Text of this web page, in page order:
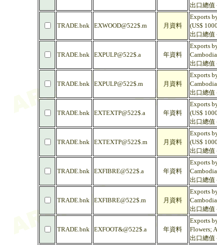
出口總值
TRADE.bnk EXWOOD@522$.m 月資料
Exports
(US$
出口總值
TRADE.bnk EXPULP@522$.a 年資料
Exports
出口總值
TRADE.bnk EXPULP@522$.m 月資料
Exports
出口總值
TRADE.bnk EXTEXTP@522$.a 年資料
Exports
(US$
出口總值
TRADE.bnk EXTEXTP@522$.m 月資料
Exports
(US$
出口總值
TRADE.bnk EXFIBRE@522$.a 年資料
Exports
出口總值
TRADE.bnk EXFIBRE@522$.m 月資料
Exports
出口總值
TRADE.bnk EXFOOT&@522$.a 年資料
Exports
Flowers;
出口總值